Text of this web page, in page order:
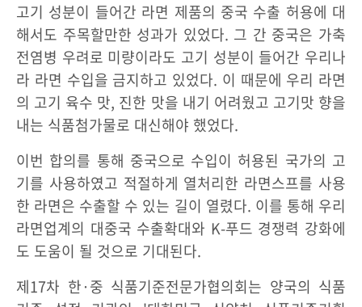
고기 성분이 들어간 라면 제품의 중국 수출 허용에 대
해서도 주목할만한 성과가 있었다. 그 간 중국은 가축
전염병 우려로 미량이라도 고기 성분이 들어간 우리나
라 라면 수입을 금지하고 있었다. 이 때문에 우리 라면
의 고기 육수 맛, 진한 맛을 내기 어려웠고 고기맛 향을
내는 식품첨가물로 대신해야 했었다.
이번 합의를 통해 중국으로 수입이 허용된 국가의 고
기를 사용하였고 적절하게 열처리한 라면스프를 사용
한 라면은 수출할 수 있는 길이 열렸다. 이를 통해 우리
라면업계의 대중국 수출확대와 K-푸드 경쟁력 강화에
도 도움이 될 것으로 기대된다.
제17차 한·중 식품기준전문가협의회는 양국의 식품